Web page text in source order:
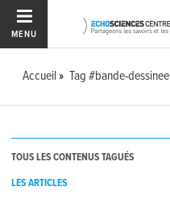
MENU
Accueil Tag #bande-dessinee
TOUS LES CONTENUS TAGUÉS
LES ARTICLES